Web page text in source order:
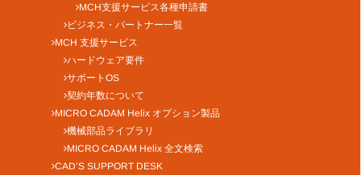
MCH支援サービス各種申請書
ビジネス・パートナー一覧
MCH 支援サービス
ハードウェア要件
サポートOS
契約年数について
MICRO CADAM Helix オプション製品
機械部品ライブラリ
MICRO CADAM Helix 全文検索
CAD’S SUPPORT DESK